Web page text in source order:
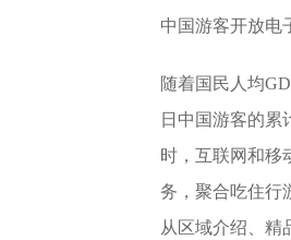
中国游客开放电
随着国民人均
日中国游客的累
时，互联网和移
务，聚合吃住行
从区域介绍、精